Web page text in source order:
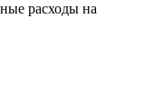
расходы на